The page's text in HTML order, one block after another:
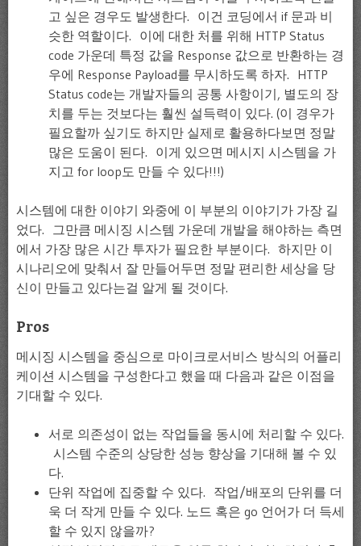
고 싶은 경우도 발생한다. 이건 코딩에서 if 문과 비
슷한 역할이다. 이에 대한 처를 위해 HTTP Status
code 가운데 특정 값을 Response 값으로 반환하는 경
우에 Response Payload를 무시하도록 하자. HTTP
Status code는 개발자들의 공통 사항이기, 별도의 장
치를 두는 것보다는 훨씬 설득력이 있다. (이 경우가
필요할까 싶기도 하지만 실제로 활용하다보면 정말
많은 도움이 된다. 이게 있으면 메시지 시스템을 가
지고 for loop도 만들 수 있다!!!)
시스템에 대한 이야기 와중에 이 부분의 이야기가 가장 길
었다. 그만큼 메시징 시스템 가운데 개발을 해야하는 측면
에서 가장 많은 시간 투자가 필요한 부분이다. 하지만 이
시나리오에 맞춰서 잘 만들어두면 정말 편리한 세상을 당
신이 만들고 있다는걸 알게 될 것이다.
Pros
메시징 시스템을 중심으로 마이크로서비스 방식의 어플리
케이션 시스템을 구성한다고 했을 때 다음과 같은 이점을
기대할 수 있다.
서로 의존성이 없는 작업들을 동시에 처리할 수 있다.
시스템 수준의 상당한 성능 향상을 기대해 볼 수 있
다.
단위 작업에 집중할 수 있다. 작업/배포의 단위를 더
욱 더 작게 만들 수 있다. 노드 혹은 go 언어가 더 득세
할 수 있지 않을까?